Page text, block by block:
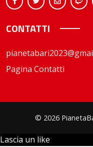
CONTATTI
Pagina Contatti
© 2026
Lascia un like